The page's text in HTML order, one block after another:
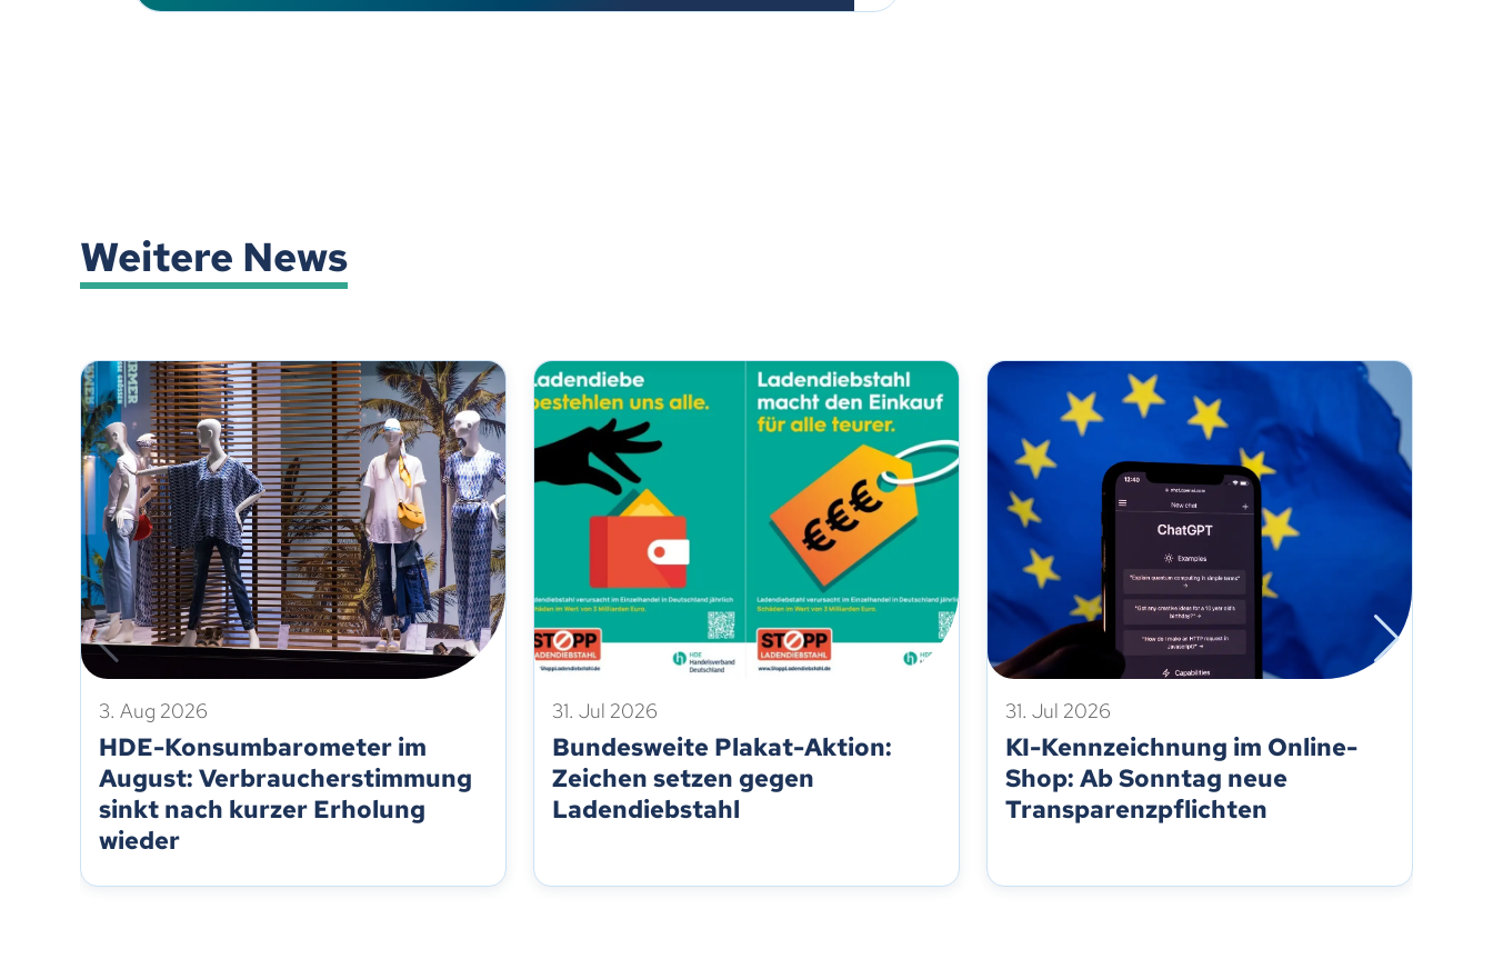
Weitere News
3. Aug 2026
HDE-Konsumbarometer im
August: Verbraucherstimmung
sinkt nach kurzer Erholung
wieder
31. Jul 2026
Bundesweite Plakat-Aktion:
Zeichen setzen gegen
Ladendiebstahl
31. Jul 2026
KI-Kennzeichnung im Online-
Shop: Ab Sonntag neue
Transparenzpflichten